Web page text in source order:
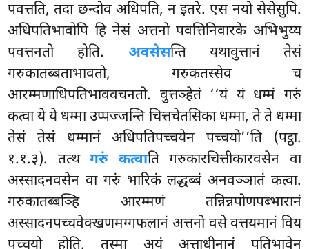
पवत्तति, तदा छन्दोव अधिपति, न इतरे. एस नयो सेसेसुपि.
अधिपतिभावोपि हि नेसं अत्तनो पवत्तिनिवारके अभिभुय्य
पवत्तनतो होति. अवसेसन्ति यथावुत्तानं तेसं
गरुकातब्बताभावतो, गरुकतस्सेव च
आरम्मणाधिपतिभाववचनतो. वुत्तञ्हेतं ‘‘यं यं धम्मं गरुं
कत्वा ये ये धम्मा उप्पज्जन्तिचित्तचेतसिका धम्मा, ते ते धम्मा
तेसं तेसं धम्मानं अधिपतिपच्चयेन पच्चयो’’ति (पट्ठा.
१.१.३). तत्थगरुं कत्वाति गरुकारचित्तीकारवसेन वा
अस्सादनवसेन वा गरुं भारिकं लद्धब्बं अनवञ्ञातं कत्वा.
गरुकातब्बञ्हि आरम्मणं तन्निन्नपोणपब्भारानं
अस्सादनपच्चवेक्खणमग्गफलानं अत्तनो वसे वत्तयमानं विय